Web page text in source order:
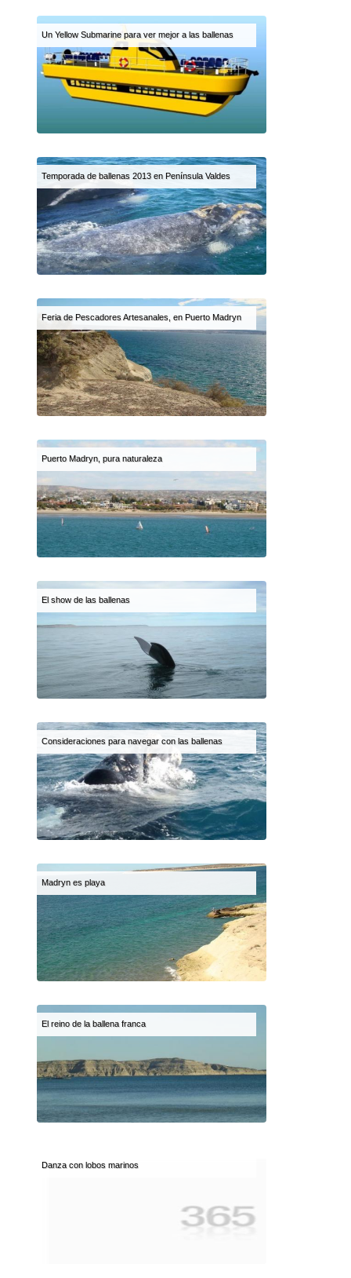
Un Yellow Submarine para ver mejor a las ballenas
Temporada de ballenas 2013 en Península Valdes
Feria de Pescadores Artesanales, en Puerto Madryn
Puerto Madryn, pura naturaleza
El show de las ballenas
Consideraciones para navegar con las ballenas
Madryn es playa
El reino de la ballena franca
Danza con lobos marinos